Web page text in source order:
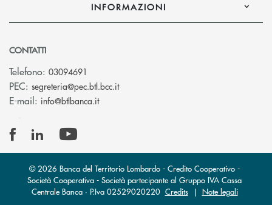
INFORMAZIONI
CONTATTI
Telefono: 03094691
PEC: segreteria@pec.btl.bcc.it(si apre l’app di posta elettronica)
E-mail: info@btlbanca.it(si apre l’app di posta elettronica)
© 2026 Banca del Territorio Lombardo - Credito Cooperativo -
Società Cooperativa - Società partecipante al Gruppo IVA Cassa
Centrale Banca · P.Iva 02529020220 Credits| Note legali